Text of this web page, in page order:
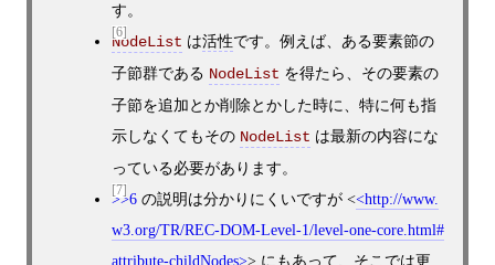
す。
[6]
NodeList は活性です。例えば、ある要素節の
子節群である NodeList を得たら、その要素の
子節を追加とか削除とかした時に、特に何も指
示しなくてもその NodeList は最新の内容にな
っている必要があります。
[7]
>>6の説明は分かりにくいですが < http://www.
w3.org/TR/REC-DOM-Level-1/level-one-core.html#
attribute-childNodes > にもあって、そこでは更